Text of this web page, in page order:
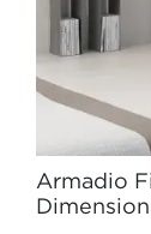
Armadio